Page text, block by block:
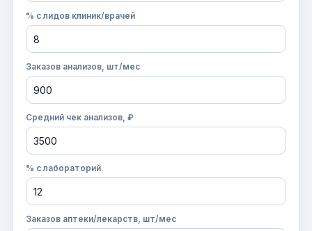
% с лидов клиник/врачей
Заказов анализов, шт/мес
Средний чек анализов, ₽
% с лабораторий
Заказов аптеки/лекарств, шт/мес